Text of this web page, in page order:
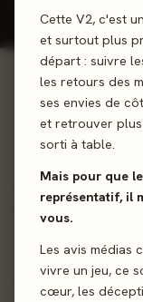
Cette V2, c'est
et surtout plus
départ : suivre
les retours des
ses envies de
et retrouver
sorti à table.
Mais pour que
représentatif, il
vous.
Les avis médias
vivre un jeu, ce
cœur, les
01 - LE JEU
Serez-vous le
tous les
plus de dangers
stratégie seront
partie.